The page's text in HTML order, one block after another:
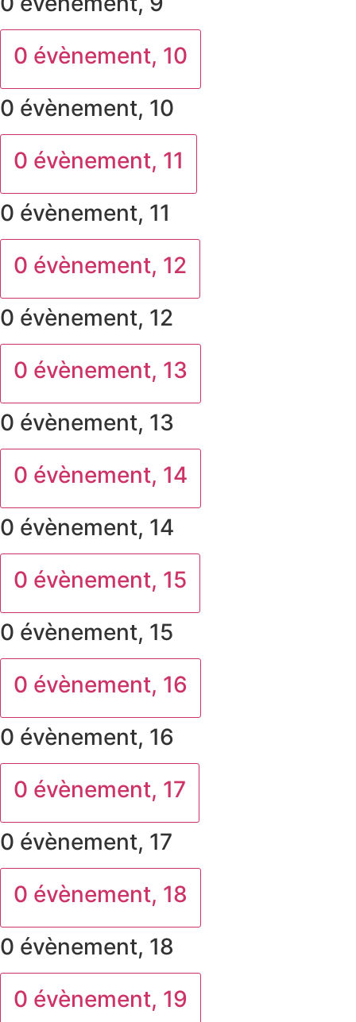
0 évènement, 10
0 évènement, 10
0 évènement, 11
0 évènement, 11
0 évènement, 12
0 évènement, 12
0 évènement, 13
0 évènement, 13
0 évènement, 14
0 évènement, 14
0 évènement, 15
0 évènement, 15
0 évènement, 16
0 évènement, 16
0 évènement, 17
0 évènement, 17
0 évènement, 18
0 évènement, 18
0 évènement, 19